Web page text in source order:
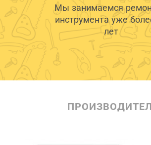
Мы занимаемся
инструмента уже
лет